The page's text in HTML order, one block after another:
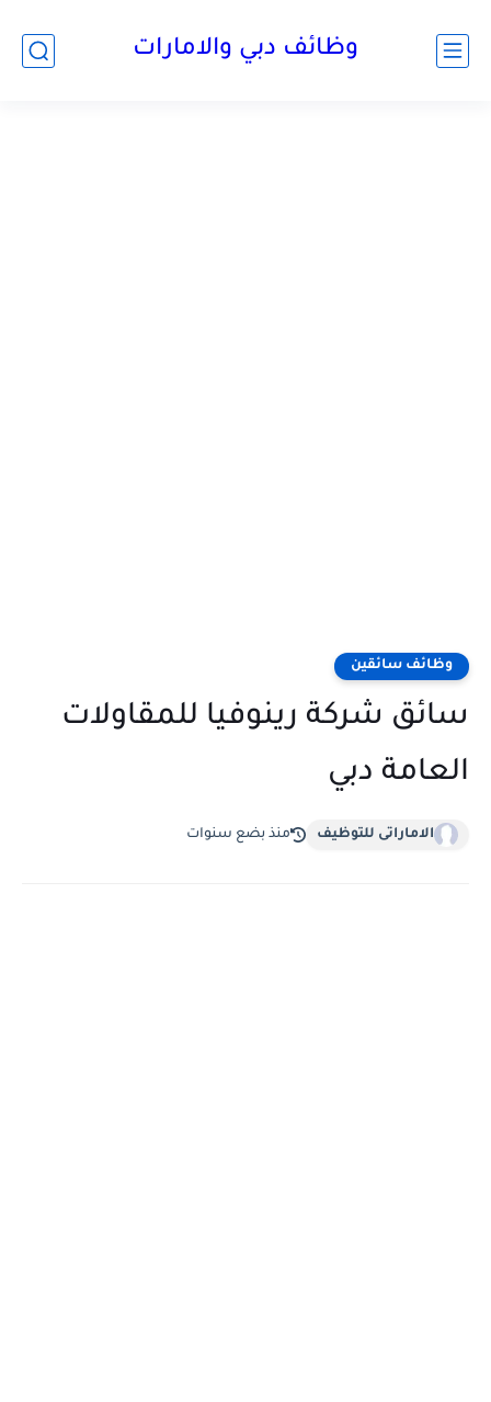
وظائف دبي والامارات
وظائف سائقين
سائق شركة رينوفيا للمقاولات
العامة دبي
الاماراتى للتوظيف منذ بضع سنوات